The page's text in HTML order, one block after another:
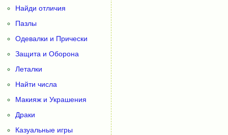
Найди отличия
Пазлы
Одевалки и Прически
Защита и Оборона
Леталки
Найти числа
Макияж и Украшения
Драки
Казуальные игры